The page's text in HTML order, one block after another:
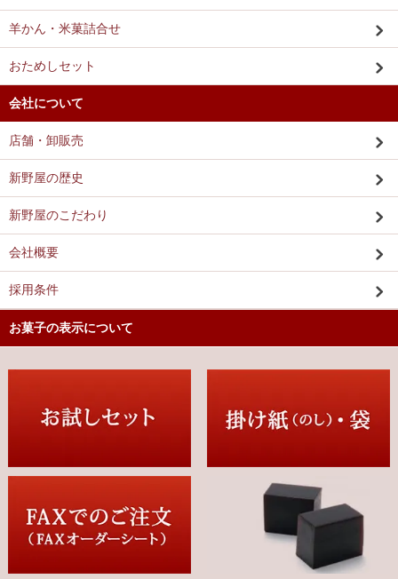
羊かん・米菓詰合せ
おためしセット
会社について
店舗・卸販売
新野屋の歴史
新野屋のこだわり
会社概要
採用条件
お菓子の表示について